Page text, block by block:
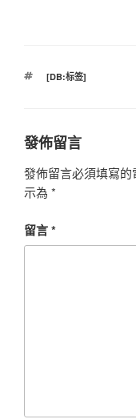
標
[DB:标签]
發佈留言
發佈留言必須填寫的
示為 *
留言*